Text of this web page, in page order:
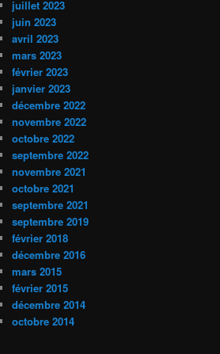
juillet 2023
juin 2023
avril 2023
mars 2023
février 2023
janvier 2023
décembre 2022
novembre 2022
octobre 2022
septembre 2022
novembre 2021
octobre 2021
septembre 2021
septembre 2019
février 2018
décembre 2016
mars 2015
février 2015
décembre 2014
octobre 2014